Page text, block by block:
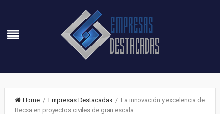
Home/ Empresas Destacadas/ La innovación y excelencia de
Becsa en proyectos civiles de gran escala